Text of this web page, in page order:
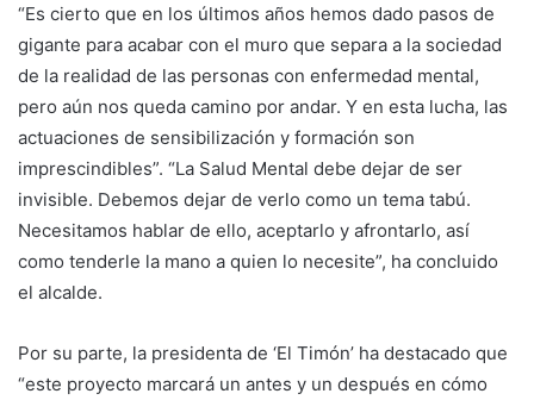
“Es cierto que en los últimos años hemos dado pasos de
gigante para acabar con el muro que separa a la sociedad
de la realidad de las personas con enfermedad mental,
pero aún nos queda camino por andar. Y en esta lucha, las
actuaciones de sensibilización y formación son
imprescindibles”. “La Salud Mental debe dejar de ser
invisible. Debemos dejar de verlo como un tema tabú.
Necesitamos hablar de ello, aceptarlo y afrontarlo, así
como tenderle la mano a quien lo necesite”, ha concluido
el alcalde.
Por su parte, la presidenta de ‘El Timón’ ha destacado que
“este proyecto marcará un antes y un después en cómo